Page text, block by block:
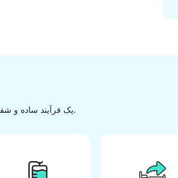
یک فرآیند ساده و شفاف را تجربه کنید تا سفر درمانی خود را از دیسکاوری تا تخلیه با یک روند آسان و روان موفقیت آمیز کنید.